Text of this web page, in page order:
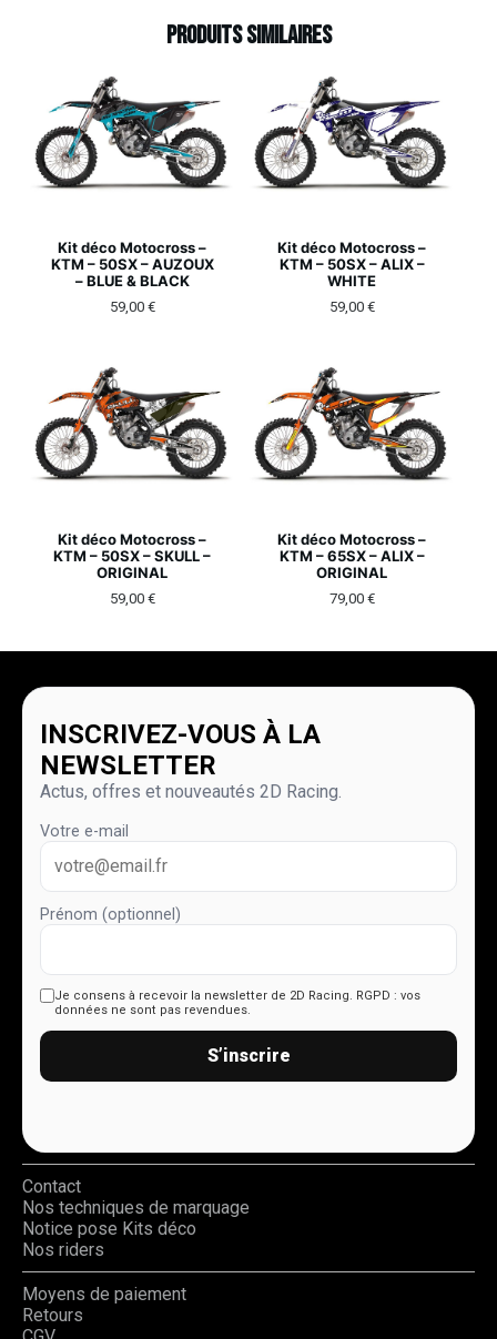
Produits similaires
Kit déco Motocross –
KTM – 50SX – AUZOUX
– BLUE & BLACK
59,00 €
Kit déco Motocross –
KTM – 50SX – ALIX –
WHITE
59,00 €
Kit déco Motocross –
KTM – 50SX – SKULL –
ORIGINAL
59,00 €
Kit déco Motocross –
KTM – 65SX – ALIX –
ORIGINAL
79,00 €
INSCRIVEZ-VOUS À LA
NEWSLETTER
Actus, offres et nouveautés 2D Racing.
Votre e-mail
Prénom (optionnel)
Je consens à recevoir la newsletter de 2D Racing. RGPD : vos
données ne sont pas revendues.
S’inscrire
Contact
Nos techniques de marquage
Notice pose Kits déco
Nos riders
Moyens de paiement
Retours